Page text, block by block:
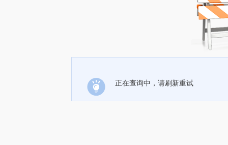
正在查询中，请刷新重试